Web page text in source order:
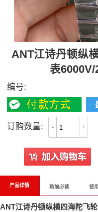
ANT江诗丹顿纵
表6000V/
编号:
订购数量: - +
产品详情 购前必读 使
ANT江诗丹顿纵横四海陀飞